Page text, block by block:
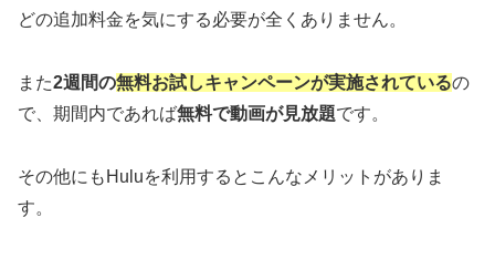
どの追加料金を気にする必要が全くありません。
また2週間の無料お試しキャンペーンが実施されているの
で、期間内であれば無料で動画が見放題です。
その他にもHuluを利用するとこんなメリットがありま
す。